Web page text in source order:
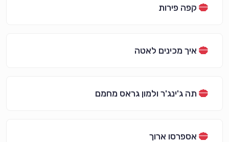
קפה פירות
איך מכינים לאטה
תה ג'ינג'ר ולמון גראס מחמם
אספרסו ארוך